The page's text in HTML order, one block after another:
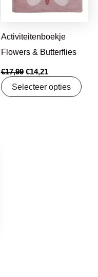
Activiteitenboekje
Flowers & Butterflies
€17,99 €14,21
Selecteer opties